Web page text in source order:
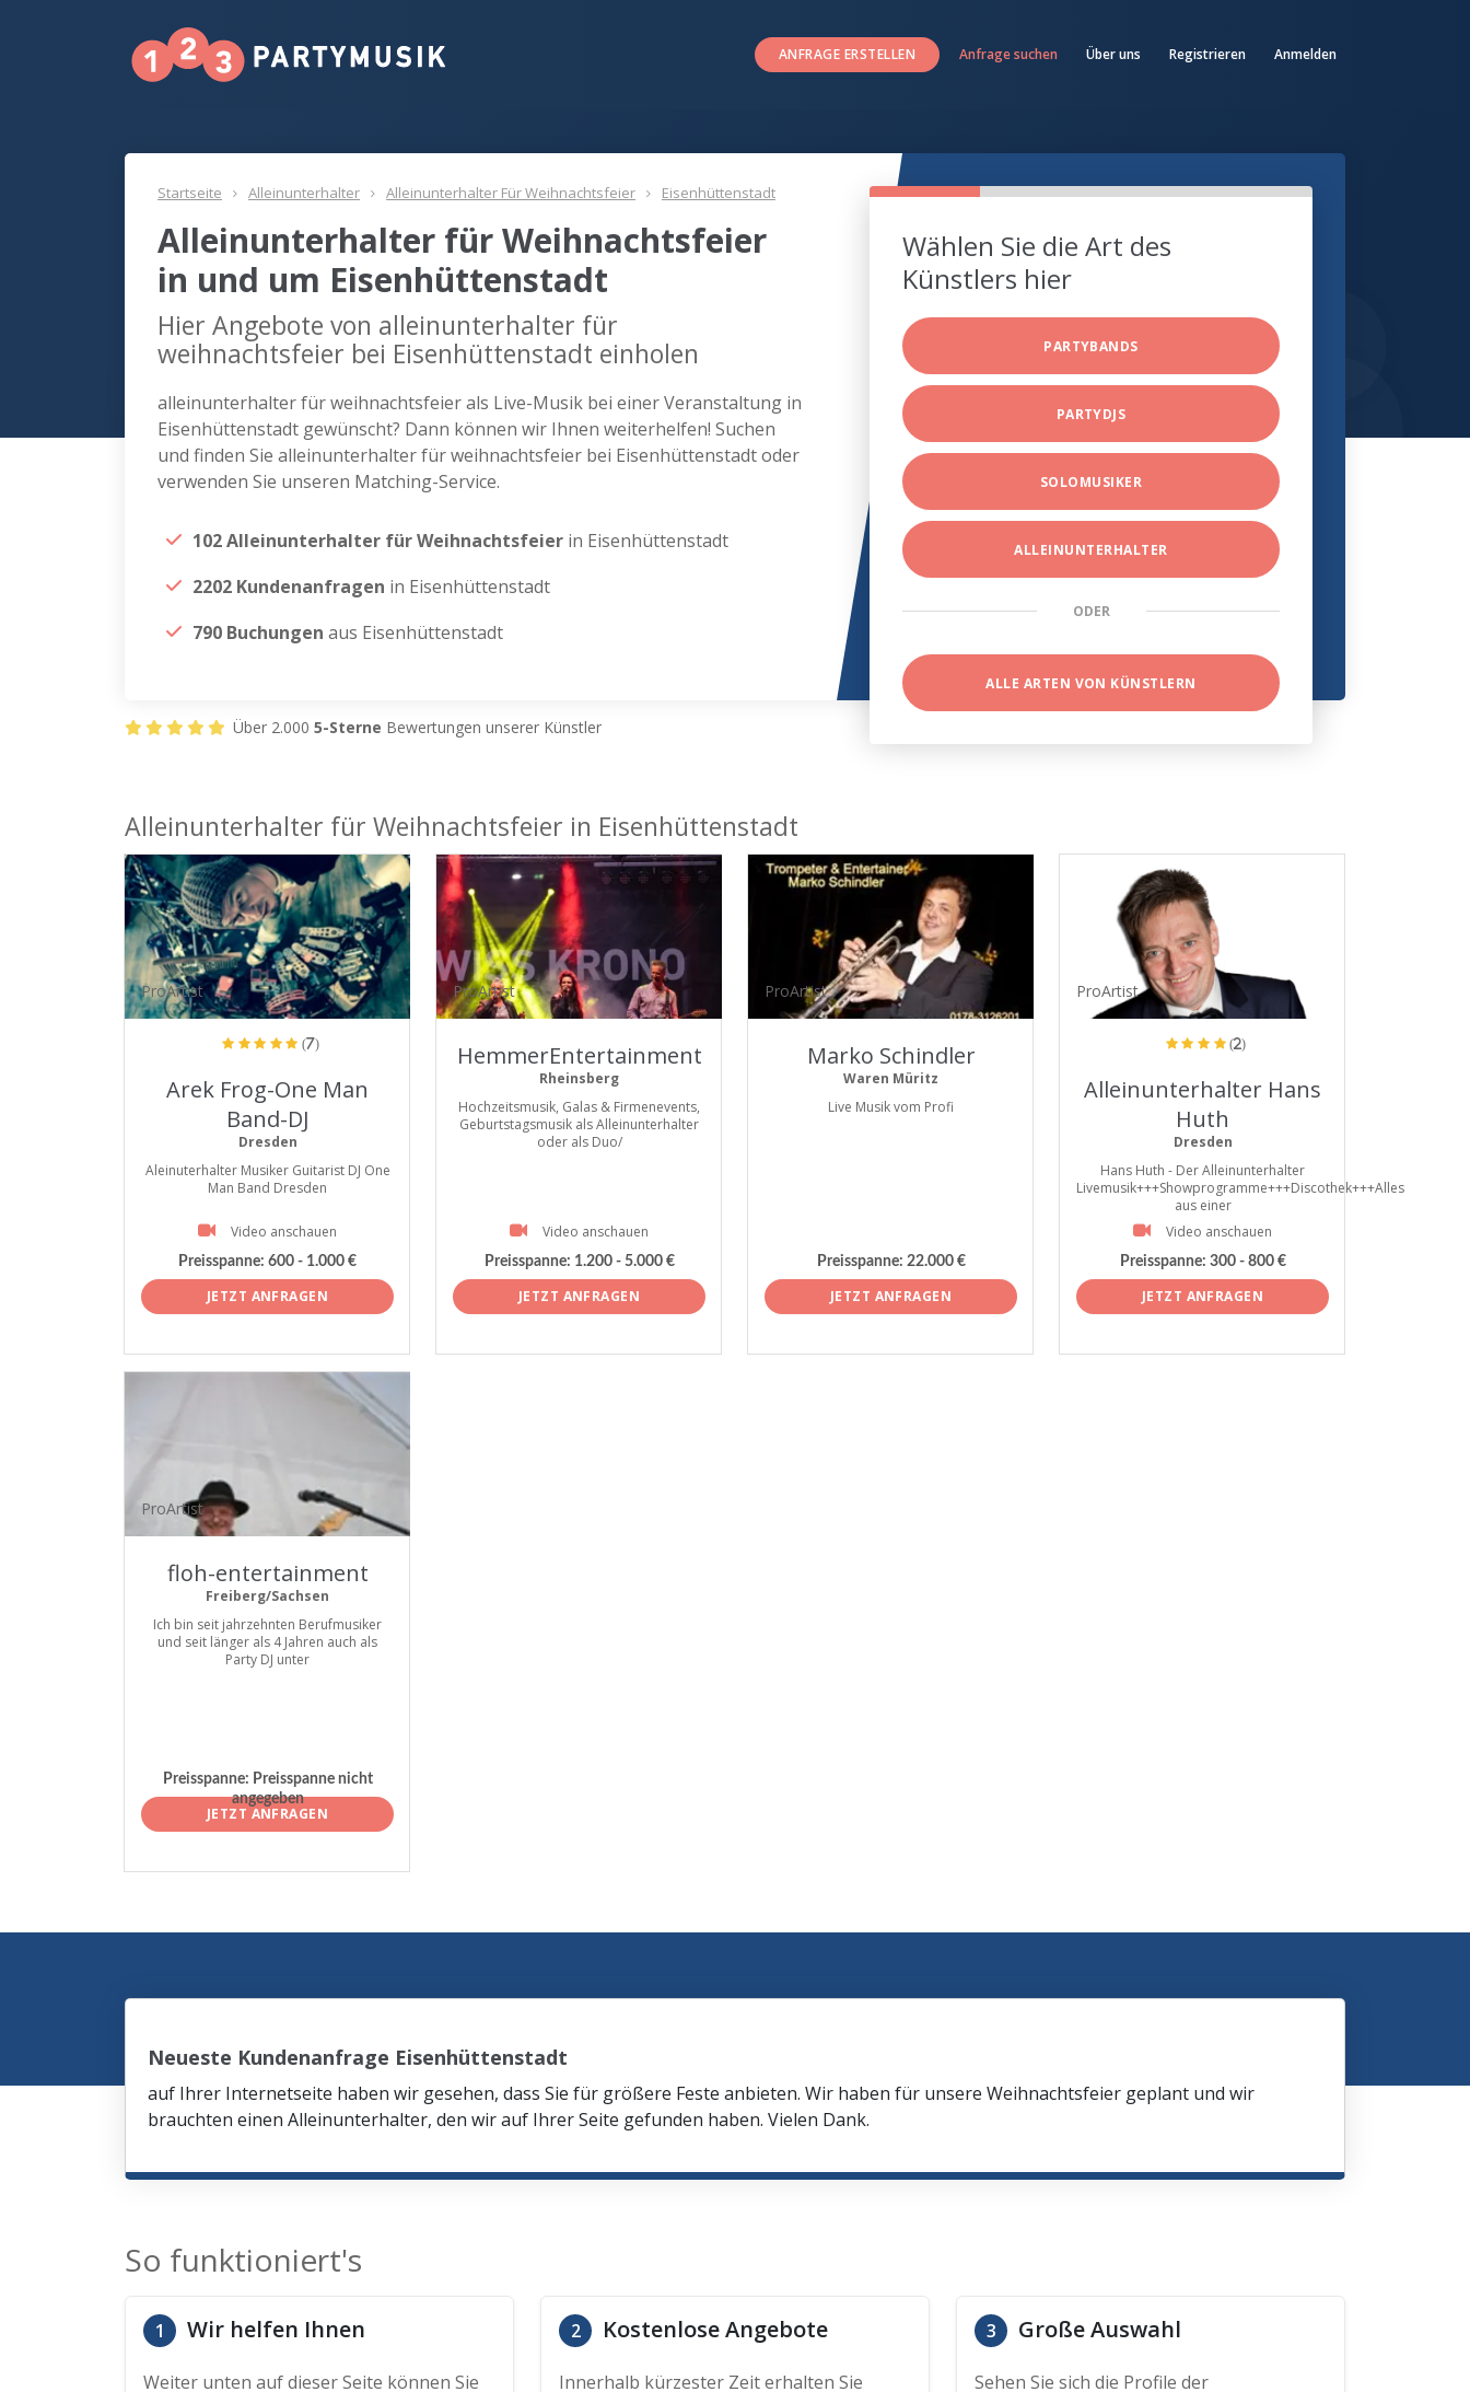
ANFRAGE ERSTELLEN Anfrage suchen Über uns Registrieren Anmelden
Startseite Alleinunterhalter Alleinunterhalter Für Weihnachtsfeier Eisenhüttenstadt
Alleinunterhalter für Weihnachtsfeier
in und um Eisenhüttenstadt
Hier Angebote von alleinunterhalter für
weihnachtsfeier bei Eisenhüttenstadt einholen
alleinunterhalter für weihnachtsfeier als Live-Musik bei einer Veranstaltung in
Eisenhüttenstadt gewünscht? Dann können wir Ihnen weiterhelfen! Suchen
und finden Sie alleinunterhalter für weihnachtsfeier bei Eisenhüttenstadt oder
verwenden Sie unseren Matching-Service.
102 Alleinunterhalter für Weihnachtsfeier in Eisenhüttenstadt
2202 Kundenanfragen in Eisenhüttenstadt
790 Buchungen aus Eisenhüttenstadt
Wählen Sie die Art des
Künstlers hier
PARTYBANDS
PARTYDJS
SOLOMUSIKER
ALLEINUNTERHALTER
ODER
ALLE ARTEN VON KÜNSTLERN
Über 2.000 5-Sterne Bewertungen unserer Künstler
Alleinunterhalter für Weihnachtsfeier in Eisenhüttenstadt
ProArtist
(7)
Arek Frog-One Man
Band-DJ
Dresden
Aleinuterhalter Musiker Guitarist DJ One
Man Band Dresden
Video anschauen
Preisspanne: 600 - 1.000 €
JETZT ANFRAGEN
ProArtist
HemmerEntertainment
Rheinsberg
Hochzeitsmusik, Galas & Firmenevents,
Geburtstagsmusik als Alleinunterhalter
oder als Duo/
Video anschauen
Preisspanne: 1.200 - 5.000 €
JETZT ANFRAGEN
ProArtist
Marko Schindler
Waren Müritz
Live Musik vom Profi
Preisspanne: 22.000 €
JETZT ANFRAGEN
ProArtist
(2)
Alleinunterhalter Hans
Huth
Dresden
Hans Huth - Der Alleinunterhalter
Livemusik+++Showprogramme+++Discothek+++Alles
aus einer
Video anschauen
Preisspanne: 300 - 800 €
JETZT ANFRAGEN
ProArtist
floh-entertainment
Freiberg/Sachsen
Ich bin seit jahrzehnten Berufmusiker
und seit länger als 4 Jahren auch als
Party DJ unter
Preisspanne: Preisspanne nicht
angegeben
JETZT ANFRAGEN
Neueste Kundenanfrage Eisenhüttenstadt
auf Ihrer Internetseite haben wir gesehen, dass Sie für größere Feste anbieten. Wir haben für unsere Weihnachtsfeier geplant und wir
brauchten einen Alleinunterhalter, den wir auf Ihrer Seite gefunden haben. Vielen Dank.
So funktioniert's
1 Wir helfen Ihnen
Weiter unten auf dieser Seite können Sie
2 Kostenlose Angebote
Innerhalb kürzester Zeit erhalten Sie
3 Große Auswahl
Sehen Sie sich die Profile der